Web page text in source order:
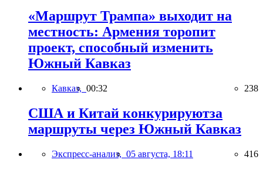
«Маршрут Трампа» выходит на
местность: Армения торопит
проект, способный изменить
Южный Кавказ
Кавказ, 00:32 238
США и Китай конкурируютза
маршруты через Южный Кавказ
Экспресс-анализ, 05 августа, 18:11 416